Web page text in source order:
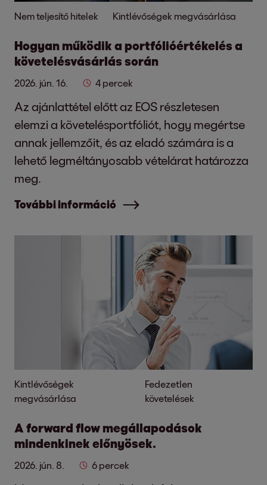
Nem teljesítő hitelek Kintlévőségek megvásárlása
Hogyan működik a portfólióértékelés a
követelésvásárlás során
2026. jún. 16. 4 percek
Az ajánlattétel előtt az EOS részletesen
elemzi a követelésportfóliót, hogy megértse
annak jellemzőit, és az eladó számára is a
lehető legméltányosabb vételárat határozza
meg.
További információ
Kintlévőségek
megvásárlása
Fedezetlen
követelések
A forward flow megállapodások
mindenkinek előnyösek.
2026. jún. 8. 6 percek